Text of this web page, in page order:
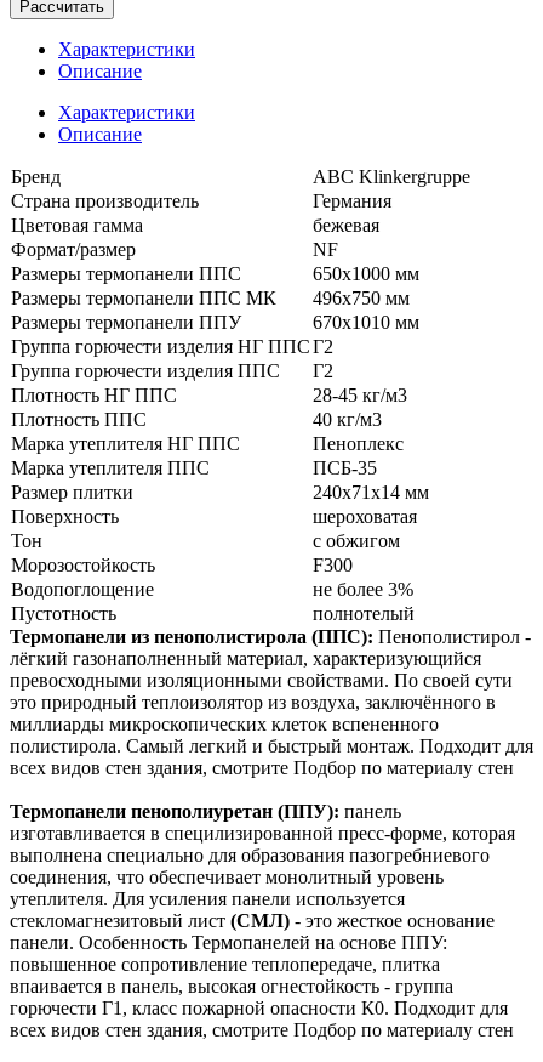
Рассчитать
Характеристики
Описание
Характеристики
Описание
Бренд
ABC Klinkergruppe
Страна производитель
Германия
Цветовая гамма
бежевая
Формат/размер
NF
Размеры термопанели ППС
650x1000 мм
Размеры термопанели ППС МК
496x750 мм
Размеры термопанели ППУ
670x1010 мм
Группа горючести изделия НГ ППСГ2
Группа горючести изделия ППС
Г2
Плотность НГ ППС
28-45 кг/м3
Плотность ППС
40 кг/м3
Марка утеплителя НГ ППС
Пеноплекс
Марка утеплителя ППС
ПСБ-35
Размер плитки
240x71x14 мм
Поверхность
шероховатая
Тон
с обжигом
Морозостойкость
F300
Водопоглощение
не более 3%
Пустотность
полнотелый
Термопанели из пенополистирола (ППС): Пенополистирол -
лёгкий газонаполненный материал, характеризующийся
превосходными изоляционными свойствами. По своей сути
это природный теплоизолятор из воздуха, заключённого в
миллиарды микроскопических клеток вспененного
полистирола. Самый легкий и быстрый монтаж. Подходит для
всех видов стен здания, смотрите Подбор по материалу стен
Термопанели пенополиуретан (ППУ): панель
изготавливается в специлизированной пресс-форме, которая
выполнена специально для образования пазогребниевого
соединения, что обеспечивает монолитный уровень
утеплителя. Для усиления панели используется
стекломагнезитовый лист (СМЛ) - это жесткое основание
панели. Особенность Термопанелей на основе ППУ:
повышенное сопротивление теплопередаче, плитка
впаивается в панель, высокая огнестойкость - группа
горючести Г1, класс пожарной опасности К0. Подходит для
всех видов стен здания, смотрите Подбор по материалу стен